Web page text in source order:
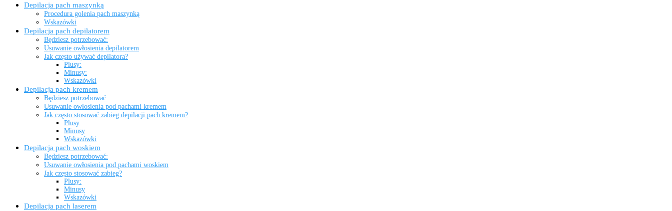
Depilacja pach maszynką
Procedura golenia pach maszynką
Wskazówki
Depilacja pach depilatorem
Będziesz potrzebować:
Usuwanie owłosienia depilatorem
Jak często używać depilatora?
Plusy:
Minusy:
Wskazówki
Depilacja pach kremem
Będziesz potrzebować:
Usuwanie owłosienia pod pachami kremem
Jak często stosować zabieg depilacji pach kremem?
Plusy
Minusy
Wskazówki
Depilacja pach woskiem
Będziesz potrzebować:
Usuwanie owłosienia pod pachami woskiem
Jak często stosować zabieg?
Plusy:
Minusy
Wskazówki
Depilacja pach laserem